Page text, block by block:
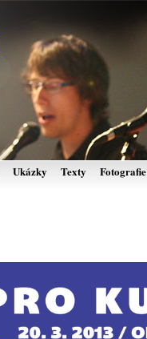
Ukázky Texty Fotografie